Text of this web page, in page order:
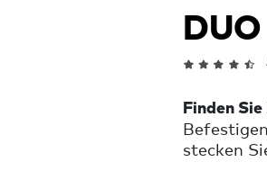
DUO
Finden
stecken